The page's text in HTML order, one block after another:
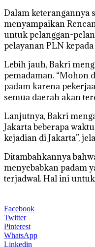
Dalam keterangannya
menyampaikan
untuk pelanggan-
pelayanan PLN
Lebih jauh, Bakri
pemadaman. “Mohon
padam karena
semua daerah akan
Lanjutnya, Bakri
Jakarta beberapa
kejadian di Jakarta”,
Ditambahkannya
menyebabkan padam
terjadwal. Hal ini
Facebook
Twitter
Pinterest
WhatsApp
Linkedin